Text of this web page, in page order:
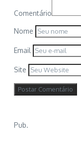
Comentário
Nome
Email
Site
Pub.